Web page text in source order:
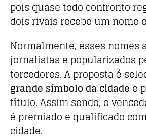
pois quase todo confronto
dois rivais recebe um nome
Normalmente, esses nomes
jornalistas e popularizados
torcedores. A proposta é
grande símbolo da cidade e
título. Assim sendo, o
é premiado e qualificado
cidade.